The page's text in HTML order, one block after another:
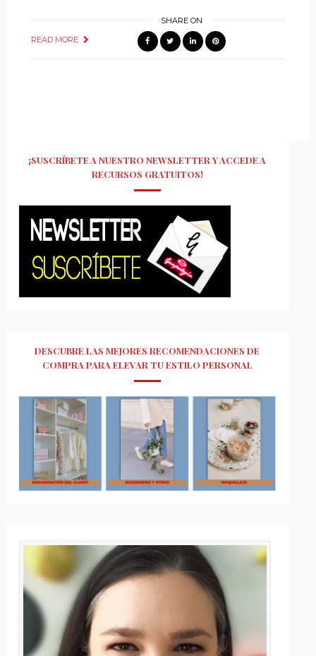
READ MORE
SHARE ON
¡SUSCRÍBETE A NUESTRO NEWSLETTER Y ACCEDE A
RECURSOS GRATUITOS!
DESCUBRE LAS MEJORES RECOMENDACIONES DE
COMPRA PARA ELEVAR TU ESTILO PERSONAL